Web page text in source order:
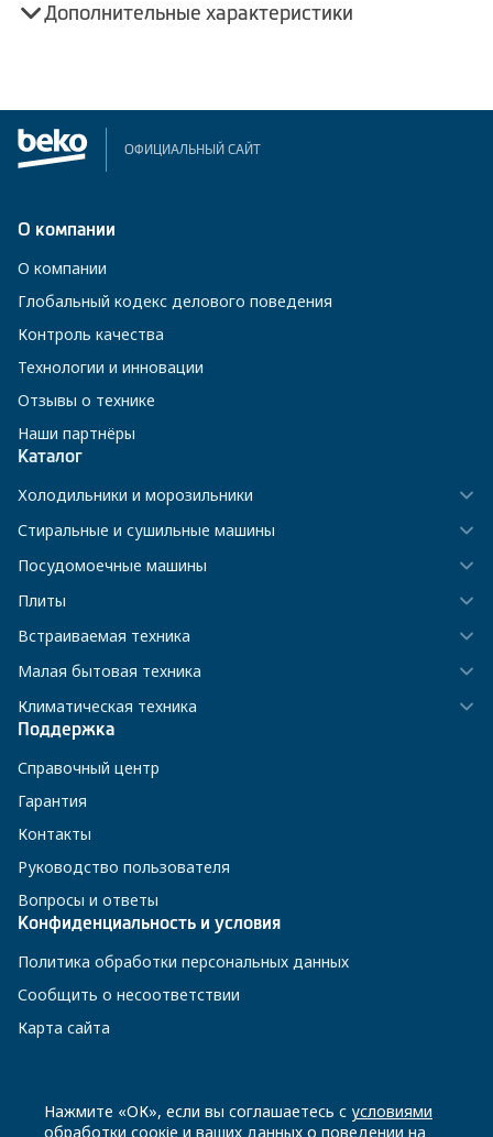
Дополнительные характеристики
ОФИЦИАЛЬНЫЙ САЙТ
О компании
О компании
Глобальный кодекс делового поведения
Контроль качества
Технологии и инновации
Отзывы о технике
Наши партнёры
Каталог
Холодильники и морозильники
Стиральные и сушильные машины
Посудомоечные машины
Плиты
Встраиваемая техника
Малая бытовая техника
Климатическая техника
Поддержка
Справочный центр
Гарантия
Контакты
Руководство пользователя
Вопросы и ответы
Конфиденциальность и условия
Политика обработки персональных данных
Сообщить о несоответствии
Карта сайта
8 800 200-23-56
Нажмите «ОК», если вы соглашаетесь с условиями
обработки соокіе и ваших данных о поведении на